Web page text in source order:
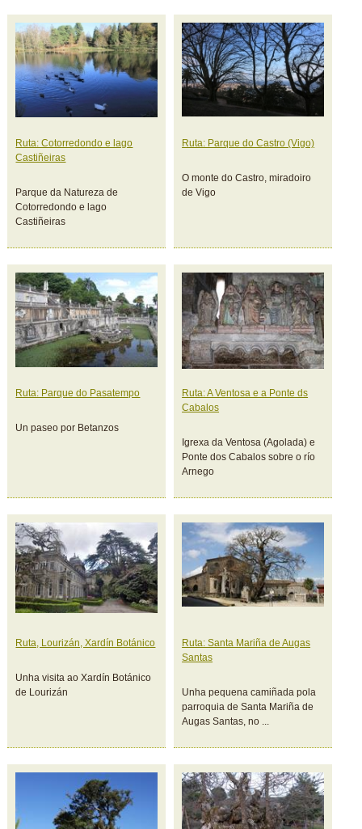
Ruta: Cotorredondo e lago
Castiñeiras
Parque da Natureza de
Cotorredondo e lago
Castiñeiras
Ruta: Parque do Castro (Vigo)
O monte do Castro, miradoiro
de Vigo
Ruta: Parque do Pasatempo
Un paseo por Betanzos
Ruta: A Ventosa e a Ponte ds
Cabalos
Igrexa da Ventosa (Agolada) e
Ponte dos Cabalos sobre o río
Arnego
Ruta, Lourizán, Xardín Botánico
Unha visita ao Xardín Botánico
de Lourizán
Ruta: Santa Mariña de Augas
Santas
Unha pequena camiñada pola
parroquia de Santa Mariña de
Augas Santas, no ...